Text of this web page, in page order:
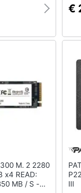
€
x4 READ:
MB / S -
P220 2.5"
III